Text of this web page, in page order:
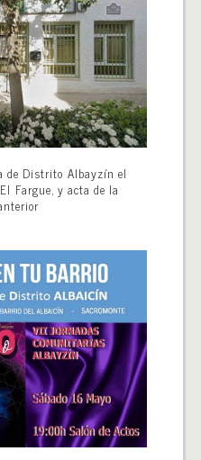
de Distrito Albayzín el
Fargue, y acta de la